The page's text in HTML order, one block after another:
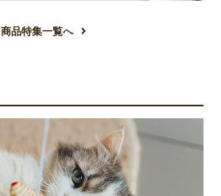
商品特集一覧へ